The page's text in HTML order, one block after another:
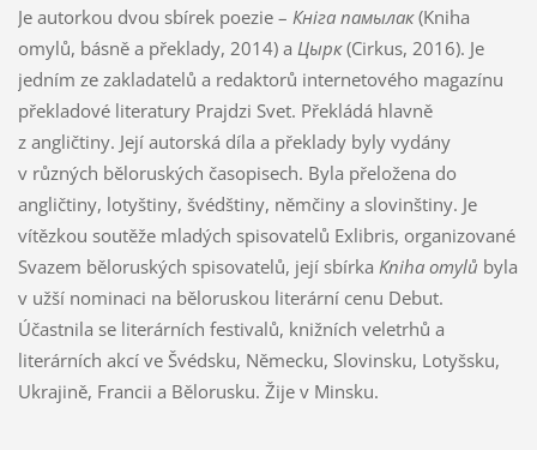
Je autorkou dvou sbírek poezie – Кніга памылак(Kniha
omylů, básně a překlady, 2014) a Цырк(Cirkus, 2016). Je
jedním ze zakladatelů a redaktorů internetového magazínu
překladové literatury Prajdzi Svet. Překládá hlavně
z angličtiny. Její autorská díla a překlady byly vydány
v různých běloruských časopisech. Byla přeložena do
angličtiny, lotyštiny, švédštiny, němčiny a slovinštiny. Je
vítězkou soutěže mladých spisovatelů Exlibris, organizované
Svazem běloruských spisovatelů, její sbírka Kniha omylů byla
v užší nominaci na běloruskou literární cenu Debut.
Účastnila se literárních festivalů, knižních veletrhů a
literárních akcí ve Švédsku, Německu, Slovinsku, Lotyšsku,
Ukrajině, Francii a Bělorusku. Žije v Minsku.